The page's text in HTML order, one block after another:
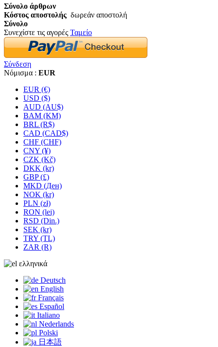
Σύνολο άρθρων
Κόστος αποστολής δωρεάν αποστολή
Σύνολο
Συνεχίστε τις αγορές Ταμείο
Σύνδεση
Νόμισμα : EUR
EUR (€)
USD ($)
AUD (AU$)
BAM (KM)
BRL (R$)
CAD (CAD$)
CHF (CHF)
CNY (¥)
CZK (Kč)
DKK (kr)
GBP (£)
MKD (Ден)
NOK (kr)
PLN (zł)
RON (lei)
RSD (Din.)
SEK (kr)
TRY (TL)
ZAR (R)
ελληνικά
Deutsch
English
Français
Español
Italiano
Nederlands
Polski
日本語